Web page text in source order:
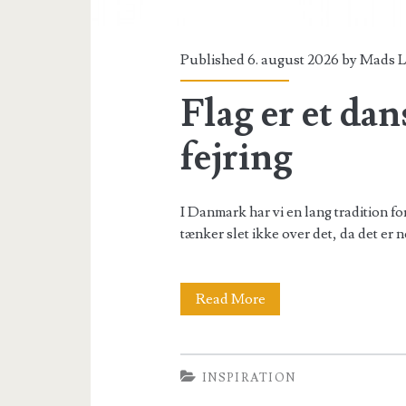
Published 6. august 2026 byMads
Flag er et
fejring
I Danmark har vi en lang tradition
tænker slet ikke over det, da det er
Read MoreFlag
INSPIRATION